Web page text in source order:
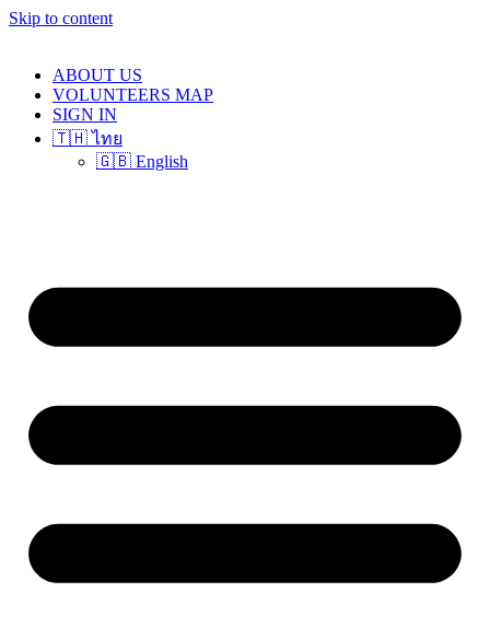
Skip to content
ABOUT US
VOLUNTEERS MAP
SIGN IN
🇹🇭 ไทย
🇬🇧 English